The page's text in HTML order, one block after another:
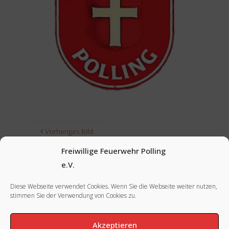
Freiwillige Feuerwehr Polling
e.V.
Diese Webseite verwendet Cookies. Wenn Sie die Webseite weiter nutzen,
stimmen Sie der Verwendung von Cookies zu.
Akzeptieren
Vorheriges Bild
Nächstes Bild